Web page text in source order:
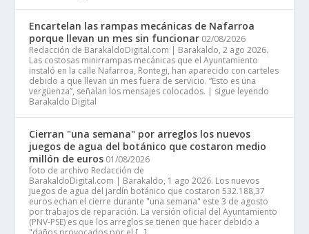
Encartelan las rampas mecánicas de Nafarroa
porque llevan un mes sin funcionar 02/08/2026
Redacción de BarakaldoDigital.com | Barakaldo, 2 ago 2026.
Las costosas minirrampas mecánicas que el Ayuntamiento
instaló en la calle Nafarroa, Rontegi, han aparecido con carteles
debido a que llevan un mes fuera de servicio. “Esto es una
vergüenza”, señalan los mensajes colocados. | sigue leyendo
Barakaldo Digital
Cierran "una semana" por arreglos los nuevos
juegos de agua del botánico que costaron medio
millón de euros 01/08/2026
foto de archivo Redacción de
BarakaldoDigital.com | Barakaldo, 1 ago 2026. Los nuevos
juegos de agua del jardín botánico que costaron 532.188,37
euros echan el cierre durante "una semana" este 3 de agosto
por trabajos de reparación. La versión oficial del Ayuntamiento
(PNV-PSE) es que los arreglos se tienen que hacer debido a